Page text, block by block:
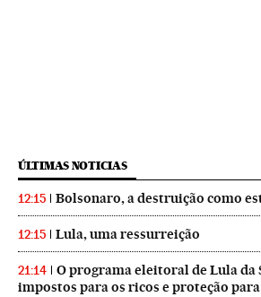
ÚLTIMAS NOTICIAS
12:15 Bolsonaro, a destruição como
12:15 Lula, uma ressurreição
21:14
O programa eleitoral de Lula da
impostos para os ricos e proteção